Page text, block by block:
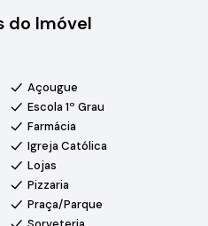
bairro com infraestrutura
escolas, farmácias e
forte crescimento e
ao polo industrial de
e comodidade no dia a dia.
do Imóvel
Açougue
Escola 1º Grau
Farmácia
Igreja Católica
Lojas
Pizzaria
Praça/Parque